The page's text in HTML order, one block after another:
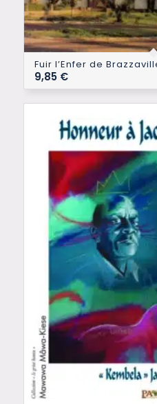
Fuir l’Enfer de
9,85 €